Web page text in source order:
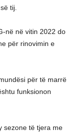
tij.
në në vitin 2022 do
për rinovimin e
për të marrë
funksionon
sezone të tjera me